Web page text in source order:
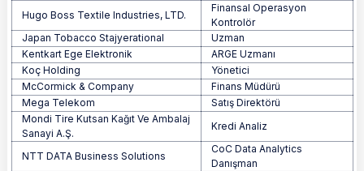
Hugo Boss Textile Industries, LTD.
Finansal Operasyon
Kontrolör
Japan Tobacco Stajyerational
Uzman
Kentkart Ege Elektronik
ARGE Uzmanı
Koç Holding
Yönetici
McCormick & Company
Finans Müdürü
Mega Telekom
Satış Direktörü
Mondi Tire Kutsan Kağıt Ve Ambalaj
Sanayi A.Ş.
Kredi Analiz
NTT DATA Business Solutions
CoC Data Analytics
Danışman